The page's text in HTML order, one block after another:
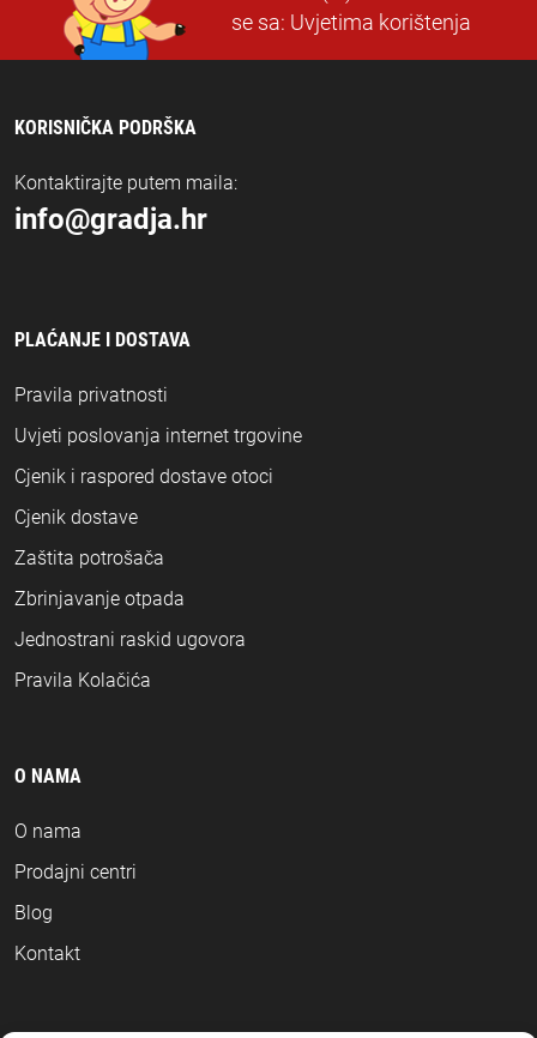
se sa: Uvjetima korištenja
KORISNIČKA PODRŠKA
Kontaktirajte putem maila:
info@gradja.hr
PLAĆANJE I DOSTAVA
Pravila privatnosti
Uvjeti poslovanja internet trgovine
Cjenik i raspored dostave otoci
Cjenik dostave
Zaštita potrošača
Zbrinjavanje otpada
Jednostrani raskid ugovora
Pravila Kolačića
O NAMA
O nama
Prodajni centri
Blog
Kontakt